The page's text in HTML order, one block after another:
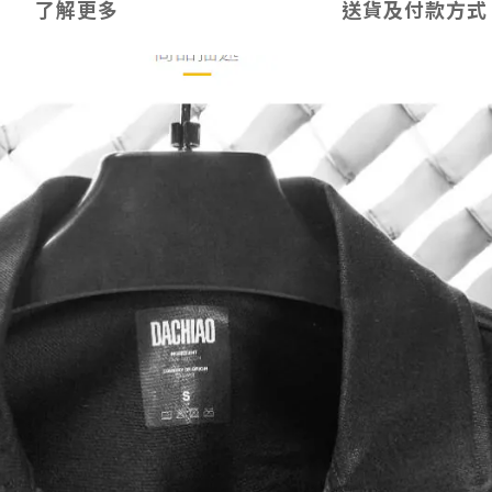
了解更多 送貨及付款方式